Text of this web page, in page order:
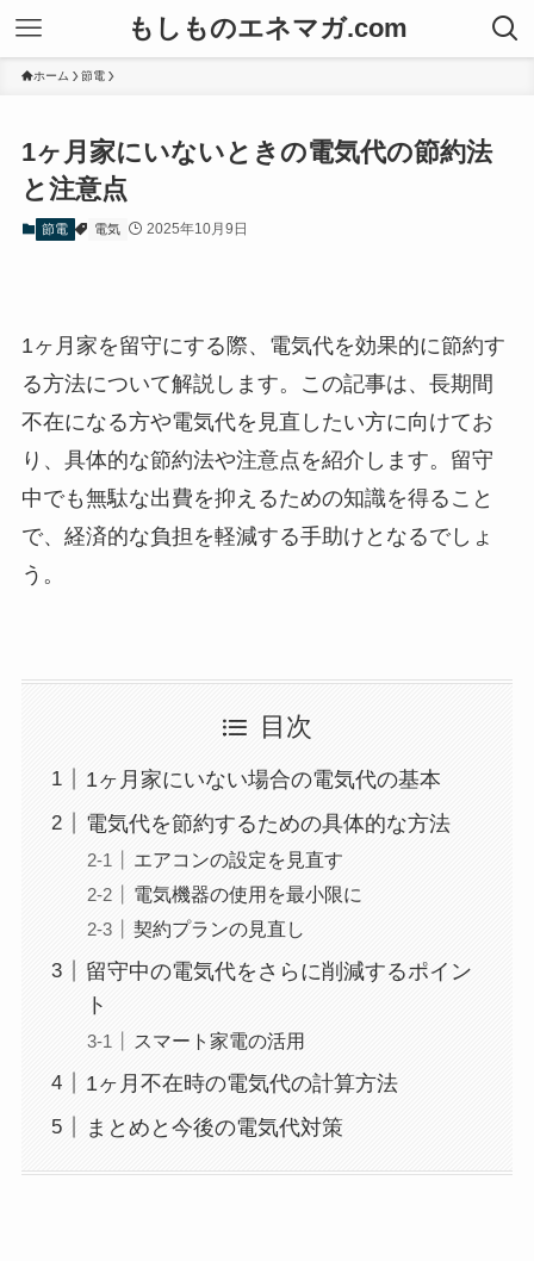
もしものエネマガ.com
ホーム 節電
1ヶ月家にいないときの電気代の節約法
と注意点
節電 電気 2025年10月9日
1ヶ月家を留守にする際、電気代を効果的に節約す
る方法について解説します。この記事は、長期間
不在になる方や電気代を見直したい方に向けてお
り、具体的な節約法や注意点を紹介します。留守
中でも無駄な出費を抑えるための知識を得ること
で、経済的な負担を軽減する手助けとなるでしょ
う。
目次
1ヶ月家にいない場合の電気代の基本
電気代を節約するための具体的な方法
エアコンの設定を見直す
電気機器の使用を最小限に
契約プランの見直し
留守中の電気代をさらに削減するポイン
ト
スマート家電の活用
1ヶ月不在時の電気代の計算方法
まとめと今後の電気代対策